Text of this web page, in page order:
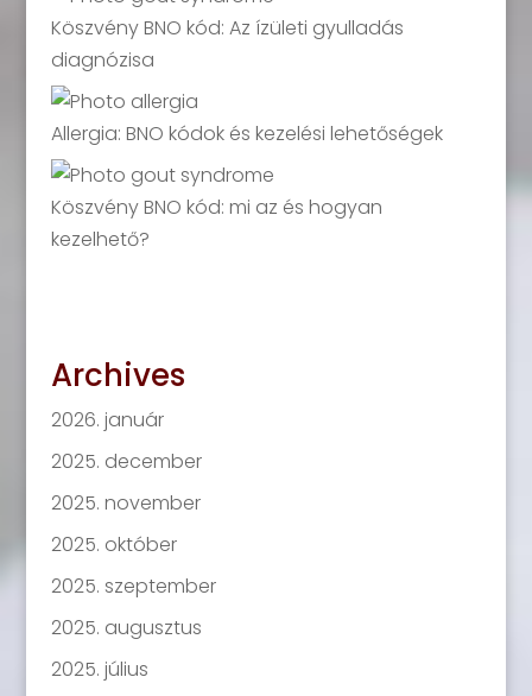
Köszvény BNO kód: Az ízületi gyulladás
diagnózisa
Allergia: BNO kódok és kezelési lehetőségek
Köszvény BNO kód: mi az és hogyan
kezelhető?
Archives
2026. január
2025. december
2025. november
2025. október
2025. szeptember
2025. augusztus
2025. július